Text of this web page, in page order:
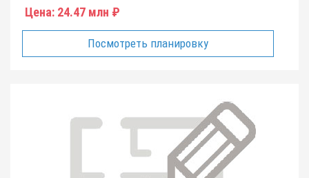
Цена: 24.47 млн ₽
Посмотреть планировку